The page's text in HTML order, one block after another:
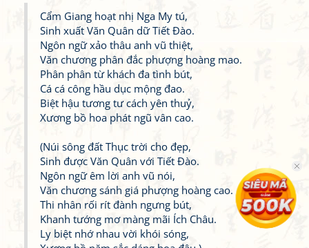
Cẩm Giang hoạt nhị Nga My tú,
Sinh xuất Văn Quân dữ Tiết Đào.
Ngôn ngữ xảo thâu anh vũ thiệt,
Văn chương phân đắc phượng hoàng mao.
Phân phân từ khách đa tình bút,
Cá cá công hầu dục mộng đao.
Biệt hậu tương tư cách yên thuỷ,
Xương bồ hoa phát ngũ vân cao.
(Núi sông đất Thục trời cho đẹp,
Sinh được Văn Quân với Tiết Đào.
Ngôn ngữ êm lời anh vũ nói,
Văn chương sánh giá phượng hoàng cao.
Thi nhân rối rít đành ngưng bút,
Khanh tướng mơ màng mãi Ích Châu.
Ly biệt nhớ nhau vời khói sóng,